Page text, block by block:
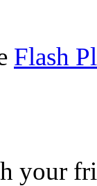
Flash
your